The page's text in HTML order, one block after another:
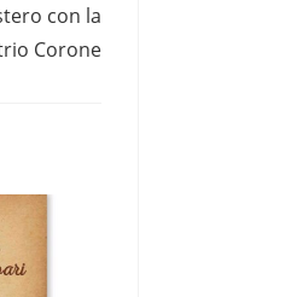
con la
Corone